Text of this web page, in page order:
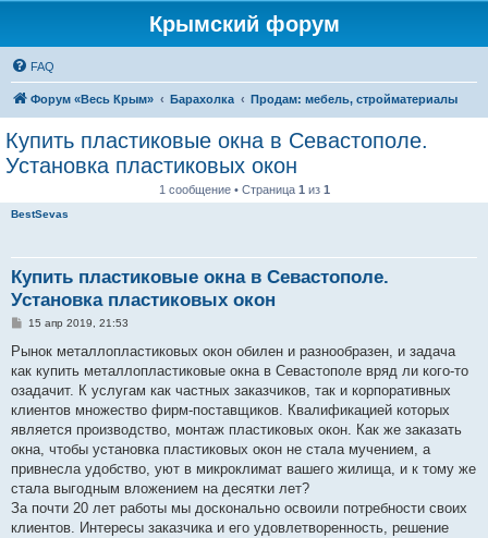
Крымский форум
FAQ
Форум «Весь Крым» Барахолка Продам: мебель, стройматериалы
Купить пластиковые окна в Севастополе.
Установка пластиковых окон
1 сообщение • Страница 1 из 1
BestSevas
Купить пластиковые окна в Севастополе.
Установка пластиковых окон
С
о
щ
е
и
е
15 апр 2019, 21:53
Рынок металлопластиковых окон обилен и разнообразен, и задача
как купить металлопластиковые окна в Севастополе вряд ли кого-то
озадачит. К услугам как частных заказчиков, так и корпоративных
клиентов множество фирм-поставщиков. Квалификацией которых
является производство, монтаж пластиковых окон. Как же заказать
окна, чтобы установка пластиковых окон не стала мучением, а
привнесла удобство, уют в микроклимат вашего жилища, и к тому же
стала выгодным вложением на десятки лет?
За почти 20 лет работы мы досконально освоили потребности своих
клиентов. Интересы заказчика и его удовлетворенность, решение